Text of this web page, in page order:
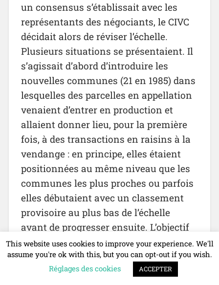
un consensus s’établissait avec les
représentants des négociants, le CIVC
décidait alors de réviser l’échelle.
Plusieurs situations se présentaient. Il
s’agissait d’abord d’introduire les
nouvelles communes (21 en 1985) dans
lesquelles des parcelles en appellation
venaient d’entrer en production et
allaient donner lieu, pour la première
fois, à des transactions en raisins à la
vendange : en principe, elles étaient
positionnées au même niveau que les
communes les plus proches ou parfois
elles débutaient avec un classement
provisoire au plus bas de l’échelle
avant de progresser ensuite. L’objectif
était aussi de constituer des régions
homogènes regroupant plusieurs
communes voisines afin de leur
This website uses cookies to improve your experience. We'll
assume you're ok with this, but you can opt-out if you wish.
Réglages des cookies
ACCEPTER